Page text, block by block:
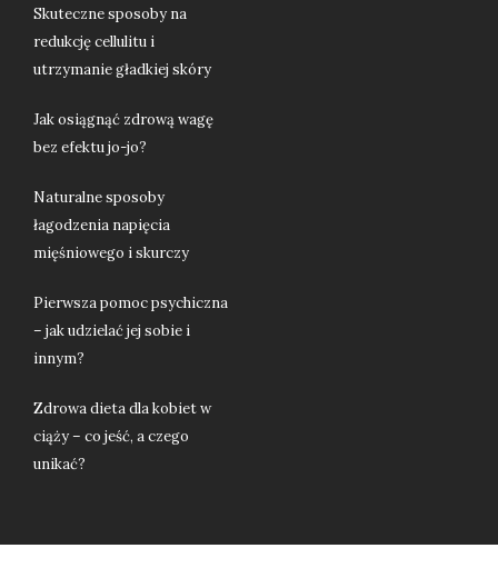
Skuteczne sposoby na
redukcję cellulitu i
utrzymanie gładkiej skóry
Jak osiągnąć zdrową wagę
bez efektu jo-jo?
Naturalne sposoby
łagodzenia napięcia
mięśniowego i skurczy
Pierwsza pomoc psychiczna
– jak udzielać jej sobie i
innym?
Zdrowa dieta dla kobiet w
ciąży – co jeść, a czego
unikać?